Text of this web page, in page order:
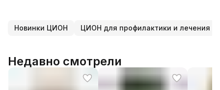
Новинки ЦИОН
Недавно смотрели